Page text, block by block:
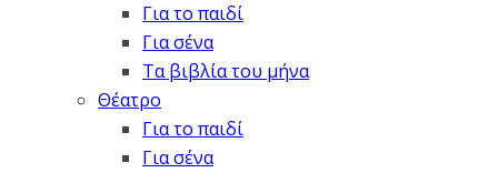
Για το παιδί
Για σένα
Τα βιβλία του μήνα
Θέατρο
Για το παιδί
Για σένα